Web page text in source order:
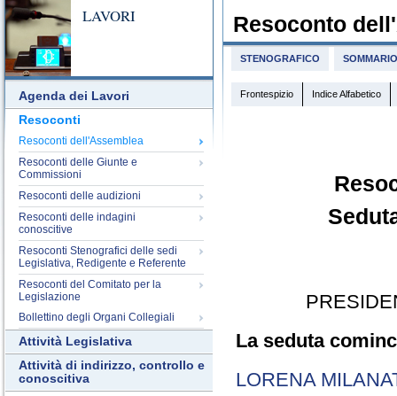
LAVORI
Agenda dei Lavori
Resoconti
Resoconti dell'Assemblea
Resoconti delle Giunte e
Commissioni
Resoconti delle audizioni
Resoconti delle indagini
conoscitive
Resoconti Stenografici delle sedi
Legislativa, Redigente e Referente
Resoconti del Comitato per la
Legislazione
Bollettino degli Organi Collegiali
Attività Legislativa
Attività di indirizzo, controllo e
conoscitiva
Resoconto
STENOGRAFICO SOMMARIO
Frontespizio Indice Alfabetico
La seduta
LORENA